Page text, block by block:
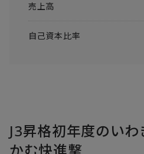
売上高
自己資本比率
J3昇格初年度のい